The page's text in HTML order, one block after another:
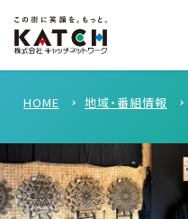
HOME 地域・番組情報